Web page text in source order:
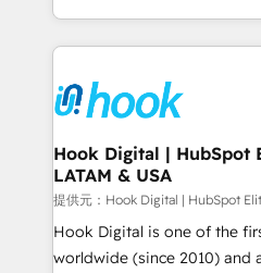
retention 📅 8+ years of
move beyond spreadsheets
that drive real business
HubSpot’s platform and
Technical Solutions: - HubSpot Technical Consulting -
Onboarding - Data Migration & Integrations -
Technical Audit & Optimization Strategic
Revenue Operations -
Outbound Marketing -
Design & Development We empower our clients to
reach their full potential by
relationship-driven support. With over 300 HubSpot
Hook Digital | HubSpot
LATAM & USA
提供元：Hook Digital | HubSpot
Hook Digital is one of the
worldwide (since 2010) and